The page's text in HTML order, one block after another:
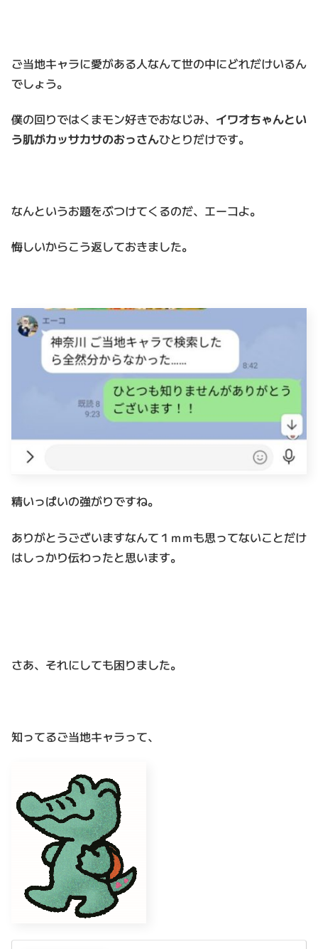
ご当地キャラに愛がある人なんて世の中にどれだけいるん
でしょう。
僕の回りではくまモン好きでおなじみ、 イワオちゃんとい
う肌がカッサカサのおっさんひとりだけです。
なんというお題をぶつけてくるのだ、エーコよ。
悔しいからこう返しておきました。
精いっぱいの強がりですね。
ありがとうございますなんて１ｍｍも思ってないことだけ
はしっかり伝わったと思います。
さあ、それにしても困りました。
知ってるご当地キャラって、